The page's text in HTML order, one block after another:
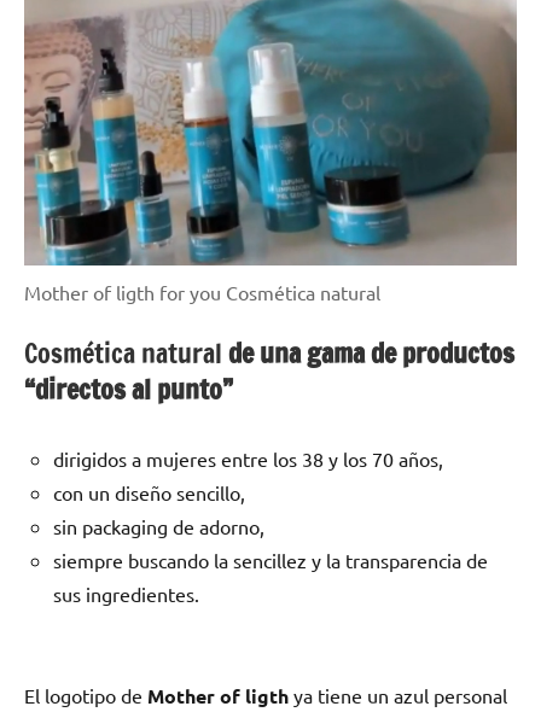
Mother of ligth for you Cosmética natural
Cosmética naturalde una gama de productos
“directos al punto”
dirigidos a mujeres entre los 38 y los 70 años,
con un diseño sencillo,
sin packaging de adorno,
siempre buscando la sencillez y la transparencia de
sus ingredientes.
El logotipo de Mother of ligth ya tiene un azul personal